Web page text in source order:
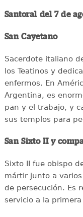
Santoral del 7 de
San Cayetano
Sacerdote italiano
los Teatinos y
enfermos. En
Argentina, es
pan y el trabajo, y
sus templos para
San Sixto II y
Sixto II fue obispo
mártir junto a
de persecución. Es
servicio a la